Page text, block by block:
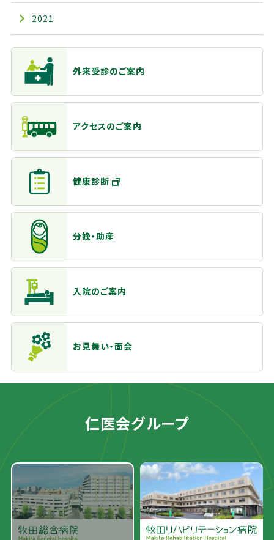
2021
主なメニュー
外来受診のご案内
アクセスのご案内
健康診断
分娩・助産
入院のご案内
お見舞い・面会
仁医会グループ